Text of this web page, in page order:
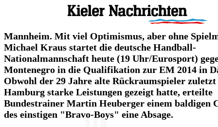
Mannheim. Mit viel Optimismus, aber ohne
Michael Kraus startet die deutsche Handball-
Nationalmannschaft heute (19 Uhr/Eurosport)
Montenegro in die Qualifikation zur EM 2014 in
Obwohl der 29 Jahre alte Rückraumspieler
Hamburg starke Leistungen gezeigt hatte, erteilte
Bundestrainer Martin Heuberger einem baldigen
des einstigen "Bravo-Boys" eine Absage.